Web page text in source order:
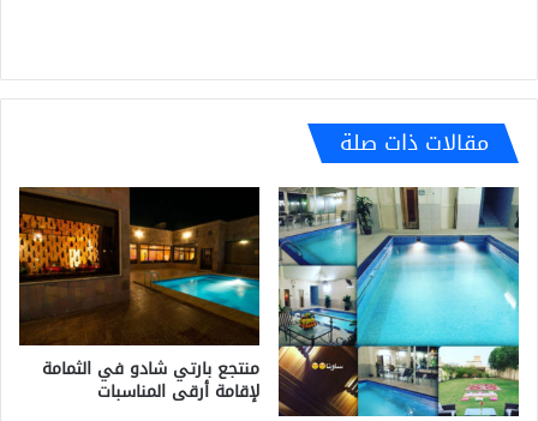
مقالات ذات صلة
منتجع بارتي شادو في الثمامة
لإقامة أرقى المناسبات